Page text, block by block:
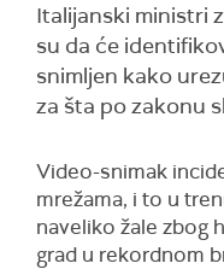
Italijanski ministri
su da će
snimljen kako
za šta po zakonu
Video-snimak
mrežama, i to u
naveliko žale zbog
grad u rekordnom